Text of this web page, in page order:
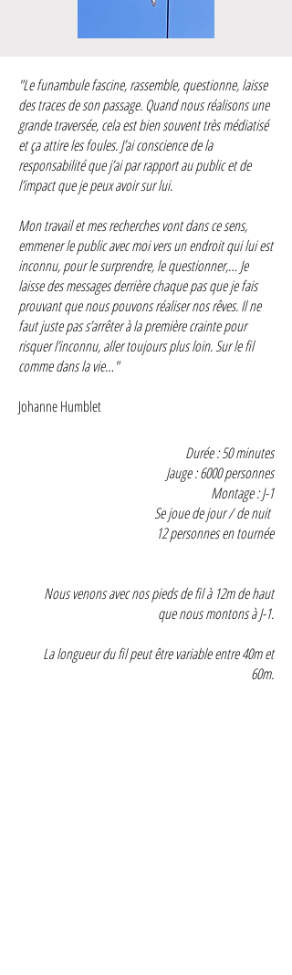
"Le funambule fascine, rassemble, questionne, laisse
des traces de son passage. Quand nous réalisons une
grande traversée, cela est bien souvent très médiatisé
et ça attire les foules. J’ai conscience de la
responsabilité que j’ai par rapport au public et de
l’impact que je peux avoir sur lui.
Mon travail et mes recherches vont dans ce sens,
emmener le public avec moi vers un endroit qui lui est
inconnu, pour le surprendre, le questionner,… Je
laisse des messages derrière chaque pas que je fais
prouvant que nous pouvons réaliser nos rêves. Il ne
faut juste pas s’arrêter à la première crainte pour
risquer l’inconnu, aller toujours plus loin. Sur le fil
comme dans la vie…"
Johanne Humblet
Durée : 50 minutes
Jauge : 6000 personnes
Montage : J-1
Se joue de jour / de nuit
12 personnes en tournée
Nous venons avec nos pieds de fil à 12m de haut
que nous montons à J-1.
La longueur du fil peut être variable entre 40m et
60m.